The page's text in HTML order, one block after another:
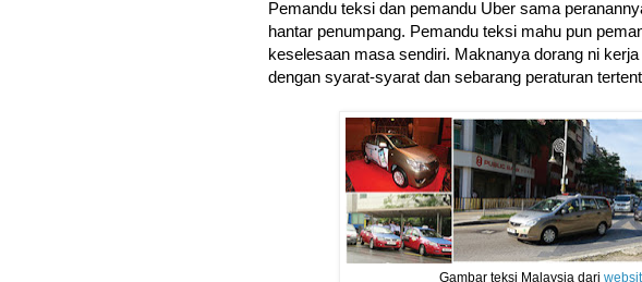
Pemandu teksi dan pemandu Uber sama
hantar penumpang. Pemandu teksi mahu pun
keselesaan masa sendiri. Maknanya dorang ni
dengan syarat-syarat dan sebarang peraturan
Gambar teksi Malaysia dari